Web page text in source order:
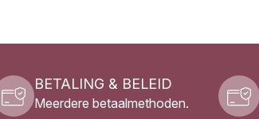
BETALING & BELEID
Meerdere betaalmethoden.